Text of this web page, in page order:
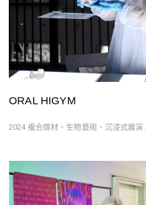
ORAL HIGYM
2024 複合媒材、生物藝術、沉浸式展演...